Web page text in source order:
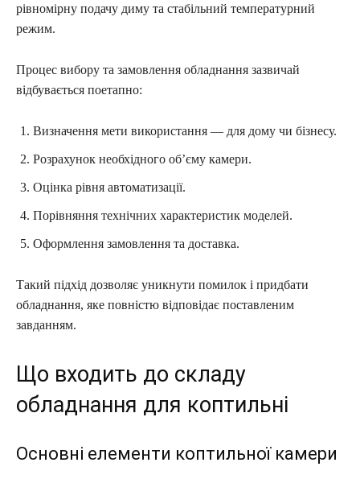
рівномірну подачу диму та стабільний температурний
режим.
Процес вибору та замовлення обладнання зазвичай
відбувається поетапно:
Визначення мети використання — для дому чи бізнесу.
Розрахунок необхідного об’єму камери.
Оцінка рівня автоматизації.
Порівняння технічних характеристик моделей.
Оформлення замовлення та доставка.
Такий підхід дозволяє уникнути помилок і придбати
обладнання, яке повністю відповідає поставленим
завданням.
Що входить до складу
обладнання для коптильні
Основні елементи коптильної камери